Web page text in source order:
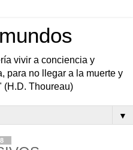
vivir a conciencia y
para no llegar a la muerte y
(H.D. Thoureau)
▼